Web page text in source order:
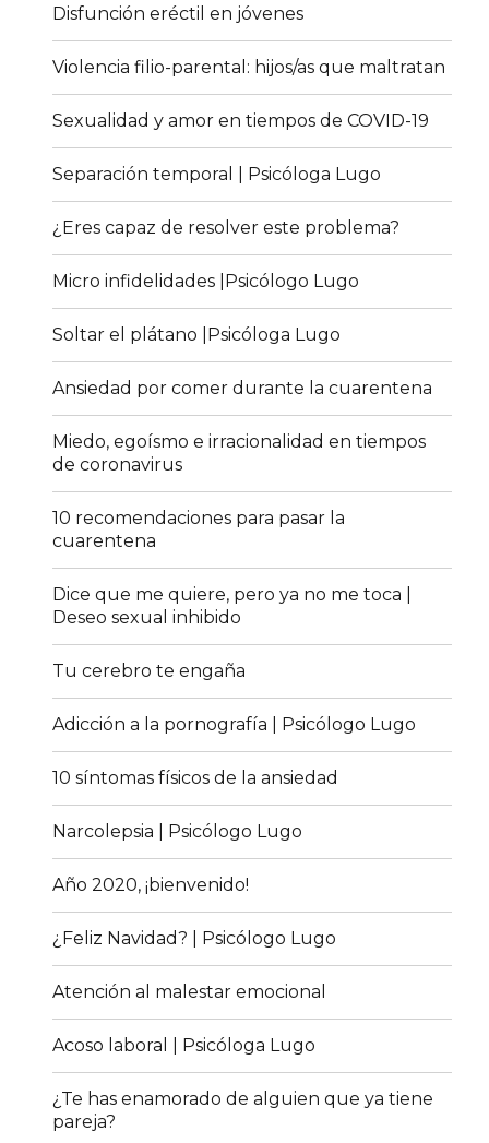
Disfunción eréctil en jóvenes
Violencia filio-parental: hijos/as que maltratan
Sexualidad y amor en tiempos de COVID-19
Separación temporal | Psicóloga Lugo
¿Eres capaz de resolver este problema?
Micro infidelidades |Psicólogo Lugo
Soltar el plátano |Psicóloga Lugo
Ansiedad por comer durante la cuarentena
Miedo, egoísmo e irracionalidad en tiempos
de coronavirus
10 recomendaciones para pasar la
cuarentena
Dice que me quiere, pero ya no me toca |
Deseo sexual inhibido
Tu cerebro te engaña
Adicción a la pornografía | Psicólogo Lugo
10 síntomas físicos de la ansiedad
Narcolepsia | Psicólogo Lugo
Año 2020, ¡bienvenido!
¿Feliz Navidad? | Psicólogo Lugo
Atención al malestar emocional
Acoso laboral | Psicóloga Lugo
¿Te has enamorado de alguien que ya tiene
pareja?